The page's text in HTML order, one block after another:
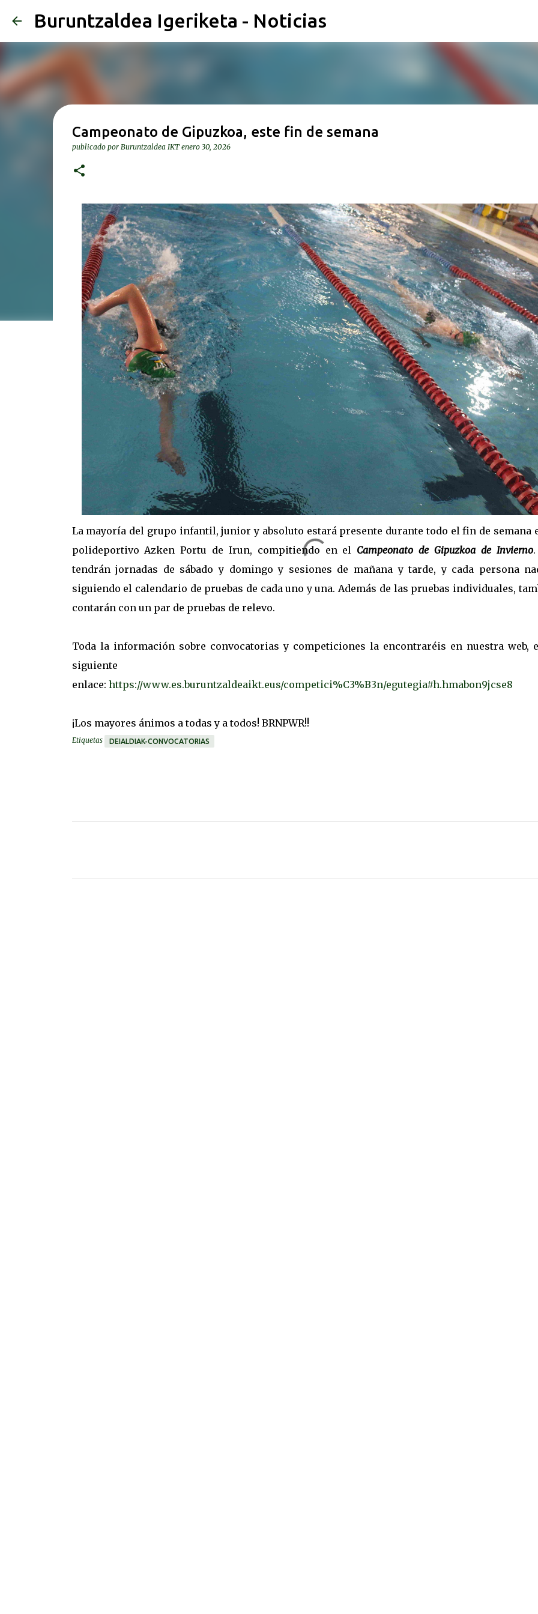
Buruntzaldea Igeriketa - Noticias
Campeonato de Gipuzkoa, este fin de semana
publicado por Buruntzaldea IKT enero 30, 2026
La mayoría del grupo infantil, junior y absoluto estará presente durante todo el fin de semana
polideportivo Azken Portu de Irun, compitiendo en el Campeonato de Gipuzkoa de Invierno
tendrán jornadas de sábado y domingo y sesiones de mañana y tarde, y cada persona
siguiendo el calendario de pruebas de cada uno y una. Además de las pruebas individuales,
contarán con un par de pruebas de relevo.
Toda la información sobre convocatorias y competiciones la encontraréis en nuestra web,
siguiente
enlace: https://www.es.buruntzaldeaikt.eus/competici%C3%B3n/egutegia#h.hmabon9jcse8
¡Los mayores ánimos a todas y a todos! BRNPWR!!
Etiquetas DEIALDIAK-CONVOCATORIAS